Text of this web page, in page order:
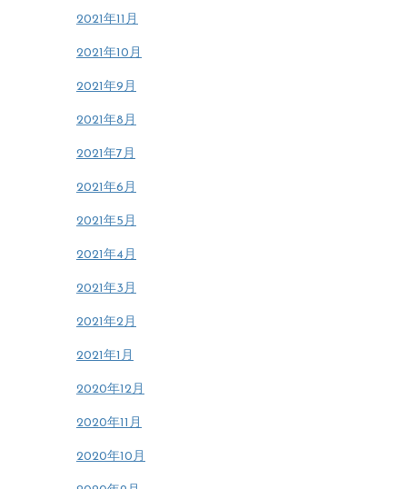
2021年11月
2021年10月
2021年9月
2021年8月
2021年7月
2021年6月
2021年5月
2021年4月
2021年3月
2021年2月
2021年1月
2020年12月
2020年11月
2020年10月